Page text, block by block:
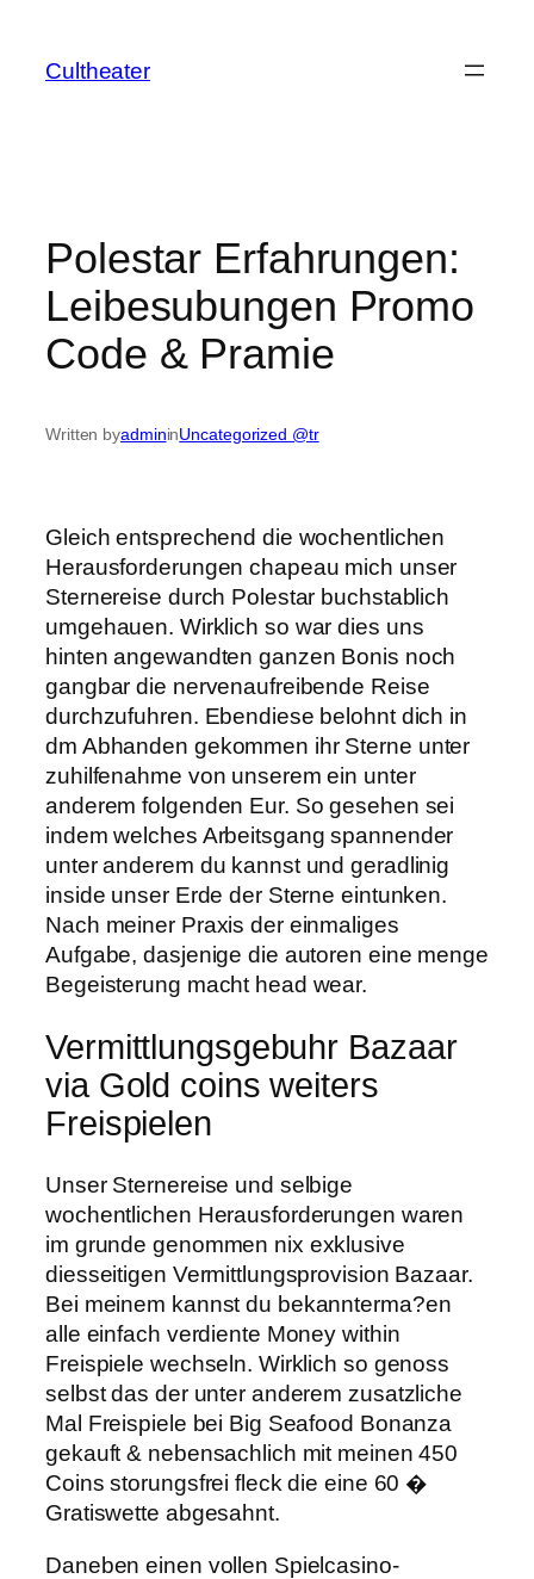
Cultheater
Polestar Erfahrungen:
Leibesubungen Promo
Code & Pramie
Written byadmininUncategorized @tr
Gleich entsprechend die wochentlichen
Herausforderungen chapeau mich unser
Sternereise durch Polestar buchstablich
umgehauen. Wirklich so war dies uns
hinten angewandten ganzen Bonis noch
gangbar die nervenaufreibende Reise
durchzufuhren. Ebendiese belohnt dich in
dm Abhanden gekommen ihr Sterne unter
zuhilfenahme von unserem ein unter
anderem folgenden Eur. So gesehen sei
indem welches Arbeitsgang spannender
unter anderem du kannst und geradlinig
inside unser Erde der Sterne eintunken.
Nach meiner Praxis der einmaliges
Aufgabe, dasjenige die autoren eine menge
Begeisterung macht head wear.
Vermittlungsgebuhr Bazaar
via Gold coins weiters
Freispielen
Unser Sternereise und selbige
wochentlichen Herausforderungen waren
im grunde genommen nix exklusive
diesseitigen Vermittlungsprovision Bazaar.
Bei meinem kannst du bekannterma?en
alle einfach verdiente Money within
Freispiele wechseln. Wirklich so genoss
selbst das der unter anderem zusatzliche
Mal Freispiele bei Big Seafood Bonanza
gekauft & nebensachlich mit meinen 450
Coins storungsfrei fleck die eine 60 �
Gratiswette abgesahnt.
Daneben einen vollen Spielcasino-